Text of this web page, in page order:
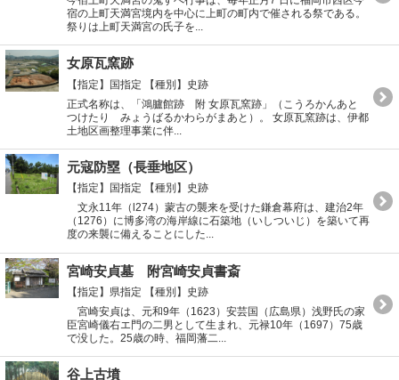
宿の上町天満宮境内を中心に上町の町内で催される祭である。
祭りは上町天満宮の氏子を...
女原瓦窯跡
【指定】国指定
【種別】史跡
正式名称は、「鴻臚館跡 附 女原瓦窯跡」（こうろかんあと
つけたり みょうばるかわらがまあと）。 女原瓦窯跡は、伊都
土地区画整理事業に伴...
元寇防塁（長垂地区）
【指定】国指定
【種別】史跡
文永11年（l274）蒙古の襲来を受けた鎌倉幕府は、建治2年
（1276）に博多湾の海岸線に石築地（いしついじ）を築いて再
度の来襲に備えることにした...
宮崎安貞墓 附宮崎安貞書斎
【指定】県指定
【種別】史跡
宮崎安貞は、元和9年（1623）安芸国（広島県）浅野氏の家
臣宮崎儀右エ門の二男として生まれ、元禄10年（1697）75歳
で没した。25歳の時、福岡藩二...
谷上古墳